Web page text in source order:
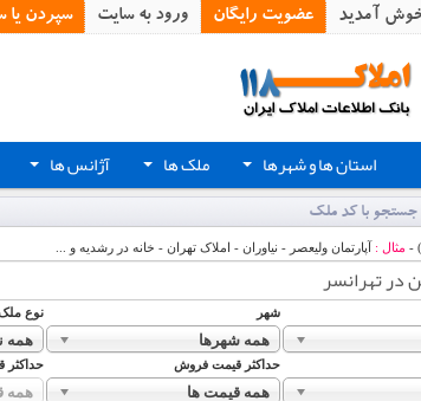
عضویت رایگان ورود به سایت سپردن یا
+ استان ها و شهرها + ملک ها + آژانس ها
جستجو با کد ملک
- مثال : آپارتمان ولیعصر - نیاوران - املاک تهران - خانه در رشدیه و ...
شهر نوع
همه شهرها همه
حداکثر قیمت فروش حداکثر
همه قیمت ها همه